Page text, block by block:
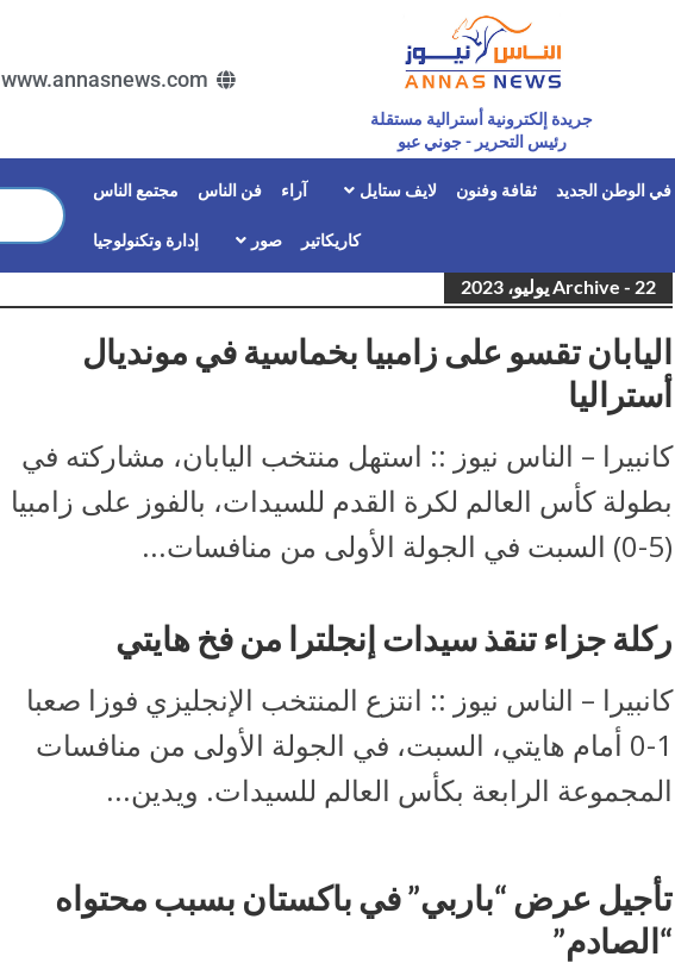
جريدة إلكترونية أسترالية مستقلة
رئيس التحرير - جوني عبو
www.annasnews.com
في الوطن الجديد ثقافة وفنون لايف ستايل آراء فن الناس مجتمع الناس
كاريكاتير صور إدارة وتكنولوجيا
Archive - 22 يوليو، 2023
اليابان تقسو على زامبيا بخماسية في مونديال
أستراليا
كانبيرا – الناس نيوز :: استهل منتخب اليابان، مشاركته في
بطولة كأس العالم لكرة القدم للسيدات، بالفوز على زامبيا
(5-0) السبت في الجولة الأولى من منافسات...
ركلة جزاء تنقذ سيدات إنجلترا من فخ هايتي
كانبيرا – الناس نيوز :: انتزع المنتخب الإنجليزي فوزا صعبا
1-0 أمام هايتي، السبت، في الجولة الأولى من منافسات
المجموعة الرابعة بكأس العالم للسيدات. ويدين...
تأجيل عرض “باربي” في باكستان بسبب محتواه
“الصادم”